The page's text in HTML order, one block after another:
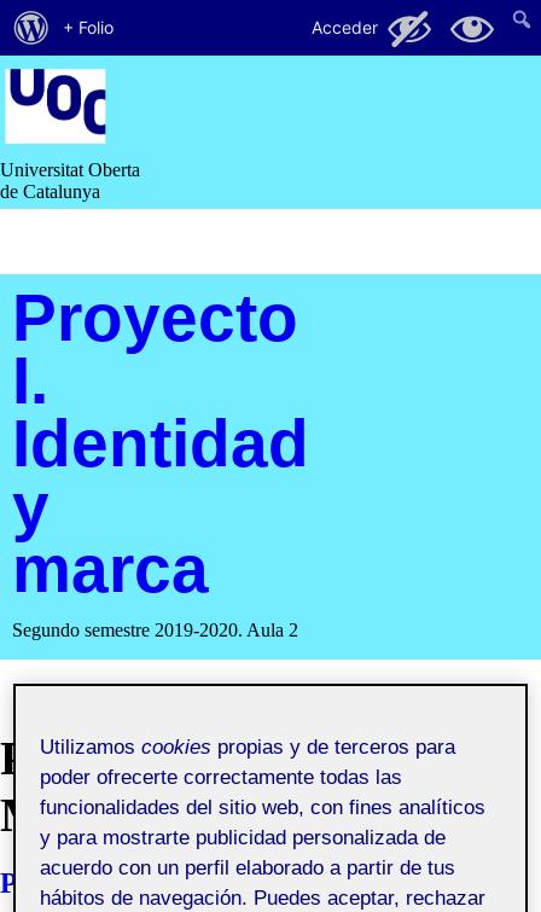
Saltar
contenido
Universitat Oberta
de Catalunya
Proyecto
I.
Identidad
y
marca
Segundo semestre 2019-2020. Aula 2
PEC 2. REDISEÑO DE
MARCAS
Prueba PEC2
Acerca
de
WordPress
+ Folio Acceder 44 38
Utilizamoscookies propias y de terceros para
poder ofrecerte correctamente todas las
funcionalidades del sitio web, con fines analíticos
y para mostrarte publicidad personalizada de
acuerdo con un perfil elaborado a partir de tus
hábitos de navegación. Puedes aceptar, rechazar